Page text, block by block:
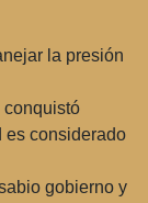
la presión
conquistó
es considerado
gobierno y